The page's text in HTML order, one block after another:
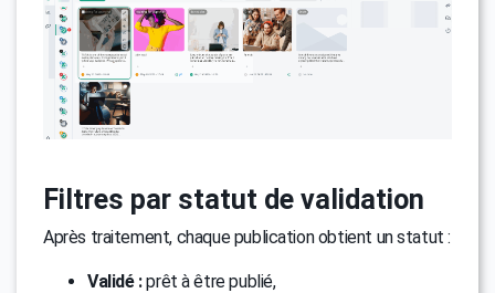
Filtres par statut de validation
Après traitement, chaque publication obtient un statut :
Validé :prêt à être publié,